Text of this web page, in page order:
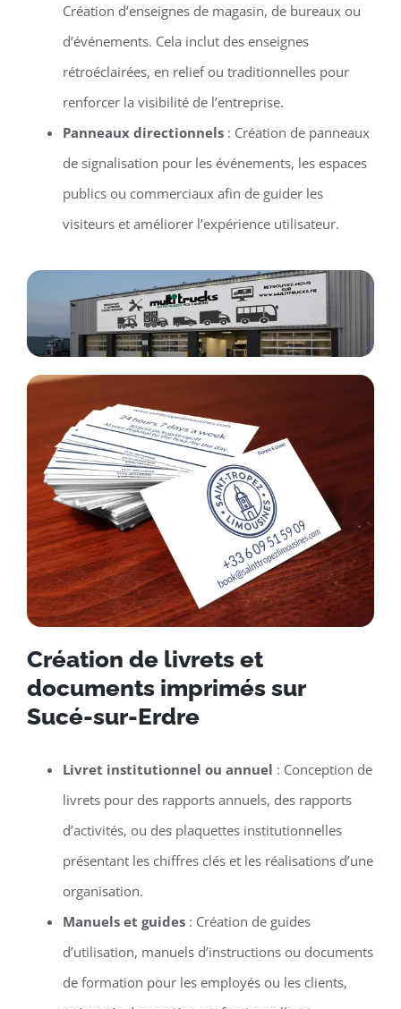
Création d’enseignes de magasin, de bureaux ou
d’événements. Cela inclut des enseignes
rétroéclairées, en relief ou traditionnelles pour
renforcer la visibilité de l’entreprise.
Panneaux directionnels: Création de panneaux
de signalisation pour les événements, les espaces
publics ou commerciaux afin de guider les
visiteurs et améliorer l’expérience utilisateur.
Création de livrets et
documents imprimés sur
Sucé-sur-Erdre
Livret institutionnel ou annuel : Conception de
livrets pour des rapports annuels, des rapports
d’activités, ou des plaquettes institutionnelles
présentant les chiffres clés et les réalisations d’une
organisation.
Manuels et guides: Création de guides
d’utilisation, manuels d’instructions ou documents
de formation pour les employés ou les clients,